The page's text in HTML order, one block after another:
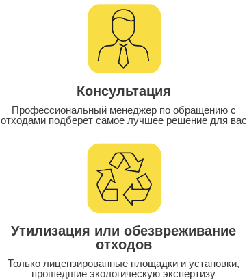
Консультация
Профессиональный менеджер по обращению с
отходами подберет самое лучшее решение для вас
Утилизация или обезвреживание
отходов
Только лицензированные площадки и установки,
прошедшие экологическую экспертизу